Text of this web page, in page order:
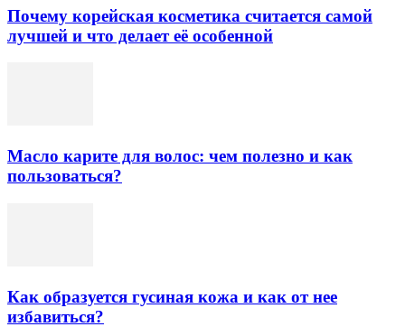
Почему корейская косметика считается самой
лучшей и что делает её особенной
Масло карите для волос: чем полезно и как
пользоваться?
Как образуется гусиная кожа и как от нее
избавиться?